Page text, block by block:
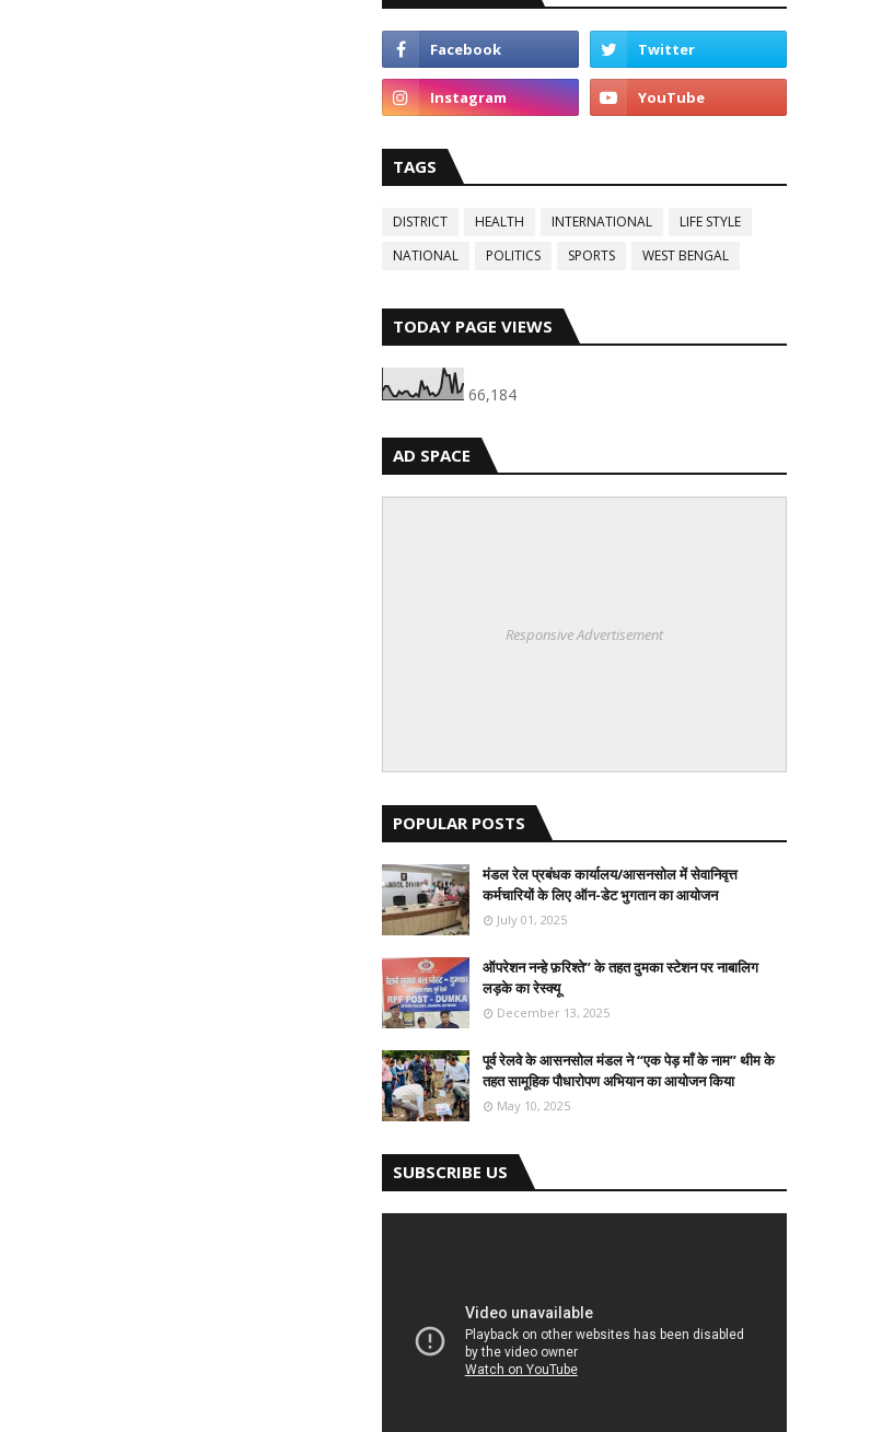
TAGS
DISTRICT HEALTH INTERNATIONAL
LIFE STYLE
NATIONAL
POLITICS SPORTS WEST BENGAL
TODAY PAGE VIEWS
66,184
AD SPACE
Responsive Advertisement
POPULAR POSTS
मंडल रेल प्रबंधक कार्यालय/आसनसोल में सेवानिवृत्त
कर्मचारियों के लिए ऑन-डेट भुगतान का आयोजन
July 01, 2025
ऑपरेशन नन्हे फ़रिश्ते” के तहत दुमका स्टेशन पर नाबालिग
लड़के का रेस्क्यू
December 13, 2025
पूर्व रेलवे के आसनसोल मंडल ने “एक पेड़ माँ के नाम” थीम के
तहत सामूहिक पौधारोपण अभियान का आयोजन किया
May 10, 2025
SUBSCRIBE US